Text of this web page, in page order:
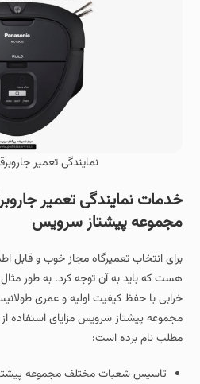
نمایندگی تعمیر
خدمات نمایندگی تعمیر
مجموعه پیشتاز سرویس
برای انتخاب تعمیرگاه مجاز خوب و قابل
هست که باید به آن توجه کرد. به طور
خرابی با حفظ کیفیت اولیه و عمری
مجموعه پیشتاز سرویس مزایای استفاده
مطلب نام برده است:
تاسیس شعبات مختلف مجموعه